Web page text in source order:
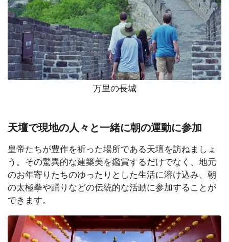
万里の長城
天壇で現地の人々と一緒に朝の運動に参加
皇帝たちが豊作を祈った場所である天壇を訪ねましょ
う。その驚異的な建築美を鑑賞するだけでなく、地元
のお年寄りたちのゆったりとした生活に溶け込み、朝
の太極拳や踊りなどの伝統的な活動に参加することが
できます。